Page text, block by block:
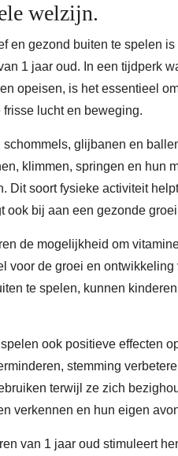
welzijn.
en gezond buiten te spelen
1 jaar oud. In een tijdperk
opeisen, is het essentieel
lucht en beweging.
glijbanen en
klimmen, springen en hun
Dit soort fysieke activiteit
ook bij aan een gezonde
de mogelijkheid om
voor de groei en ontwikkeling
te spelen, kunnen
ook positieve effecten
stemming
terwijl ze zich
verkennen en hun eigen
van 1 jaar oud stimuleert